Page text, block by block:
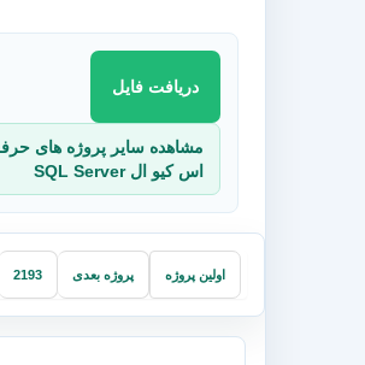
دریافت فایل
اس کیو ال SQL Server
اولین پروژه پروژه بعدی 2193